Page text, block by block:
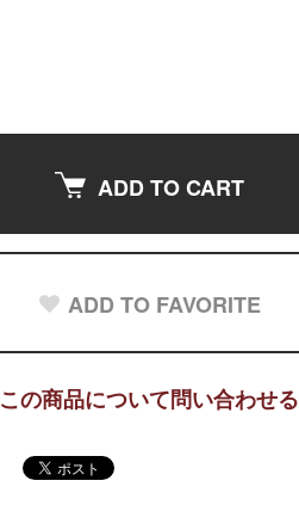
ADD TO CART
ADD TO FAVORITE
この商品について問い合わせる